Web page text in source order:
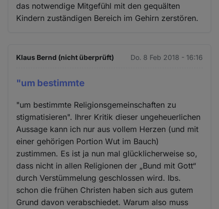
das notwendige Mitgefühl mit den gequälten
Kindern zuständigen Bereich im Gehirn zerstören.
Klaus Bernd (nicht überprüft) Do. 8 Feb 2018 - 16:16
"um bestimmte
"um bestimmte Religionsgemeinschaften zu
stigmatisieren". Ihrer Kritik dieser ungeheuerlichen
Aussage kann ich nur aus vollem Herzen (und mit
einer gehörigen Portion Wut im Bauch)
zustimmen. Es ist ja nun mal glücklicherweise so,
dass nicht in allen Religionen der „Bund mit Gott“
durch Verstümmelung geschlossen wird. Ibs.
schon die frühen Christen haben sich aus gutem
Grund davon verabschiedet. Warum also muss